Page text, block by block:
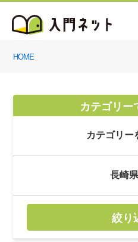
HOME
カテゴリー
絞り